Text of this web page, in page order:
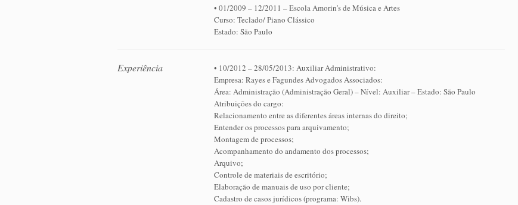
• 01/2009 – 12/2011 – Escola Amorin’s de Música e Artes
Curso: Teclado/ Piano Clássico
Estado: São Paulo
Experiência
• 10/2012 – 28/05/2013: Auxiliar Administrativo:
Empresa: Rayes e Fagundes Advogados Associados:
Área: Administração (Administração Geral) – Nível: Auxiliar – Estado: São Paulo
Atribuições do cargo:
Relacionamento entre as diferentes áreas internas do direito;
Entender os processos para arquivamento;
Montagem de processos;
Acompanhamento do andamento dos processos;
Arquivo;
Controle de materiais de escritório;
Elaboração de manuais de uso por cliente;
Cadastro de casos jurídicos (programa: Wibs).